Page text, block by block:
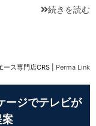
続きを読む
ース専門店CRS Perma Link
ジでテレビが